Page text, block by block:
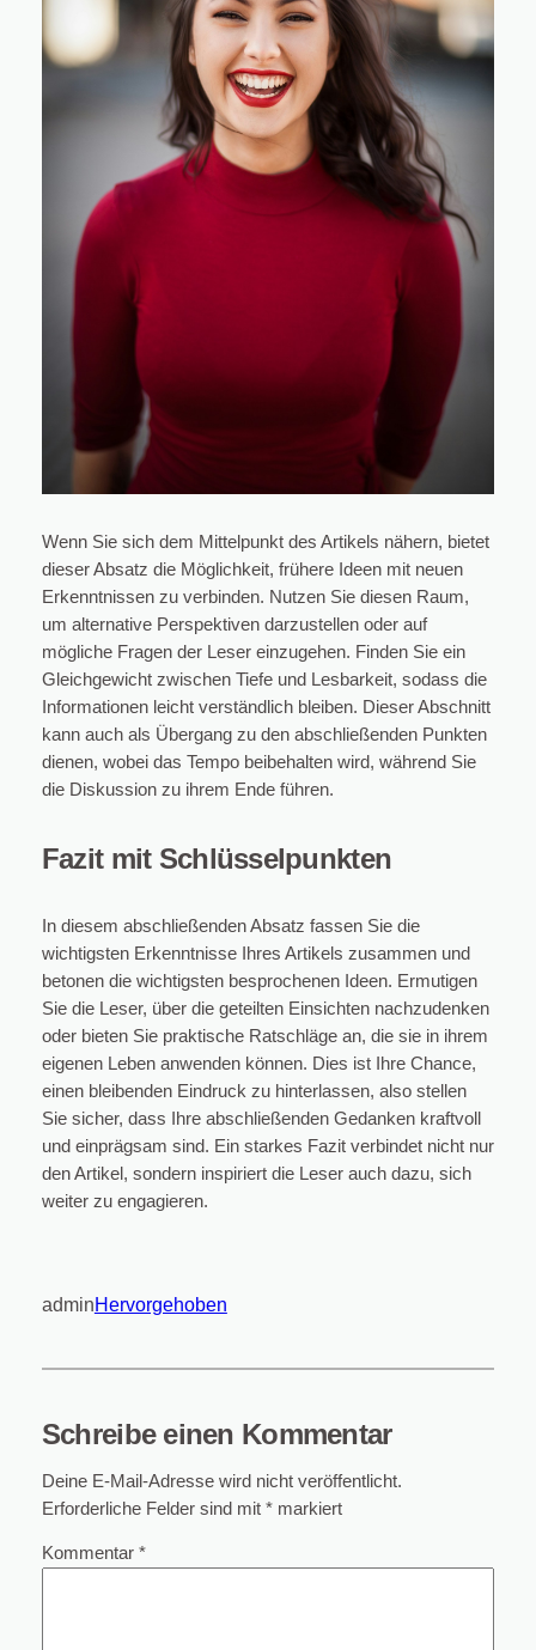
Wenn Sie sich dem Mittelpunkt des Artikels nähern, bietet
dieser Absatz die Möglichkeit, frühere Ideen mit neuen
Erkenntnissen zu verbinden. Nutzen Sie diesen Raum,
um alternative Perspektiven darzustellen oder auf
mögliche Fragen der Leser einzugehen. Finden Sie ein
Gleichgewicht zwischen Tiefe und Lesbarkeit, sodass die
Informationen leicht verständlich bleiben. Dieser Abschnitt
kann auch als Übergang zu den abschließenden Punkten
dienen, wobei das Tempo beibehalten wird, während Sie
die Diskussion zu ihrem Ende führen.
Fazit mit Schlüsselpunkten
In diesem abschließenden Absatz fassen Sie die
wichtigsten Erkenntnisse Ihres Artikels zusammen und
betonen die wichtigsten besprochenen Ideen. Ermutigen
Sie die Leser, über die geteilten Einsichten nachzudenken
oder bieten Sie praktische Ratschläge an, die sie in ihrem
eigenen Leben anwenden können. Dies ist Ihre Chance,
einen bleibenden Eindruck zu hinterlassen, also stellen
Sie sicher, dass Ihre abschließenden Gedanken kraftvoll
und einprägsam sind. Ein starkes Fazit verbindet nicht nur
den Artikel, sondern inspiriert die Leser auch dazu, sich
weiter zu engagieren.
adminHervorgehoben
Schreibe einen Kommentar
Deine E-Mail-Adresse wird nicht veröffentlicht.
Erforderliche Felder sind mit *markiert
Kommentar *